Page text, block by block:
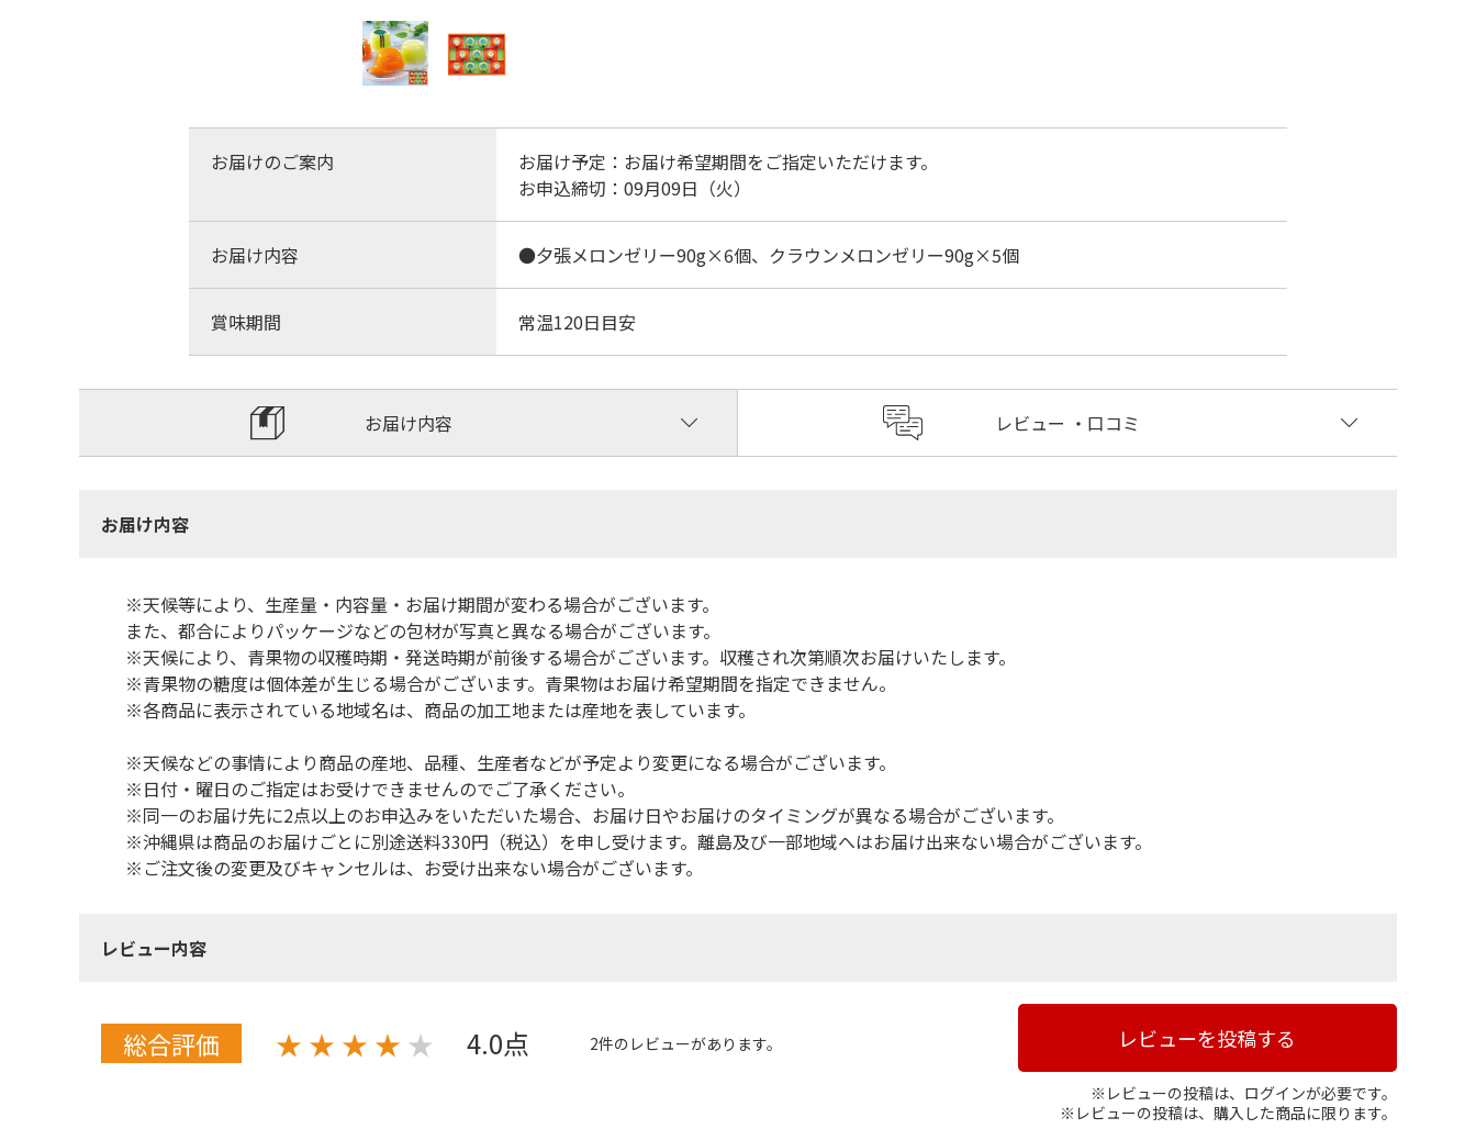
お届けのご案内
お届け予定：お届け希望期間をご指定いただけます。
お申込締切：09月09日（火）
お届け内容 ●夕張メロンゼリー90g×6個、クラウンメロンゼリー90g×5個
賞味期間 常温120日目安
お届け内容 レビュー ・口コミ
お届け内容
※天候等により、生産量・内容量・お届け期間が変わる場合がございます。
また、都合によりパッケージなどの包材が写真と異なる場合がございます。
※天候により、青果物の収穫時期・発送時期が前後する場合がございます。収穫され次第順次お届けいたします。
※青果物の糖度は個体差が生じる場合がございます。青果物はお届け希望期間を指定できません。
※各商品に表示されている地域名は、商品の加工地または産地を表しています。
※天候などの事情により商品の産地、品種、生産者などが予定より変更になる場合がございます。
※日付・曜日のご指定はお受けできませんのでご了承ください。
※同一のお届け先に2点以上のお申込みをいただいた場合、お届け日やお届けのタイミングが異なる場合がございます。
※沖縄県は商品のお届けごとに別途送料330円（税込）を申し受けます。離島及び一部地域へはお届け出来ない場合がございます。
※ご注文後の変更及びキャンセルは、お受け出来ない場合がございます。
レビュー内容
総合評価 ★ ★ ★ ★ ★ 4.0点 2件のレビューがあります。 レビューを投稿する
※レビューの投稿は、ログインが必要です。
※レビューの投稿は、購入した商品に限ります。